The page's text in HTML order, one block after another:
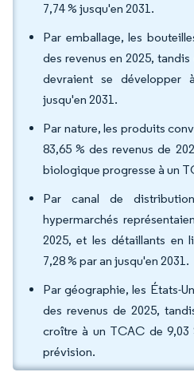
7,74 % jusqu'en 2031.
Par emballage, les
des revenus en 2025,
devraient se
jusqu'en 2031.
Par nature, les produits
83,65 % des revenus de
biologique progresse à un
Par canal de
hypermarchés
2025, et les détaillants en
7,28 % par an jusqu'en 2031.
Par géographie, les États-
des revenus de 2025,
croître à un TCAC de 9,03
prévision.